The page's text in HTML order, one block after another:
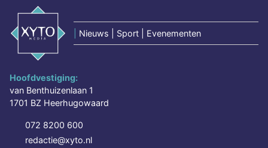
Nieuws | Sport | Evenementen
Hoofdvestiging:
van Benthuizenlaan 1
1701 BZ Heerhugowaard
072 8200 600
redactie@xyto.nl